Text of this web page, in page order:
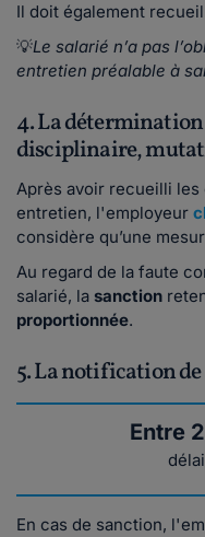
Il doit également
💡Le salarié n’a pas
entretien préalable à
4. La détermination
disciplinaire,
Après avoir recueilli
entretien, l'employeur
considère qu’une
Au regard de la faute
salarié, la sanction
proportionnée.
5. La notification
Entre
En cas de sanction,